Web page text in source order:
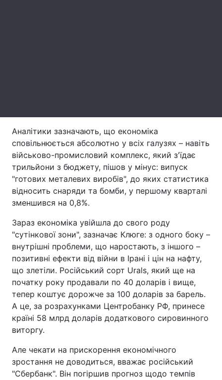
Аналітики зазначають, що економіка
сповільнюється абсолютно у всіх галузях – навіть
військово-промисловий комплекс, який з'їдає
трильйони з бюджету, пішов у мінус: випуск
"готових металевих виробів", до яких статистика
відносить снаряди та бомби, у першому кварталі
зменшився на 0,8%.
Зараз економіка увійшла до свого роду
"сутінкової зони", зазначає Клюге: з одного боку –
внутрішні проблеми, що наростають, з іншого –
позитивні ефекти від війни в Ірані і цін на нафту,
що злетіли. Російський сорт Urals, який ще на
початку року продавали по 40 доларів і вище,
тепер коштує дорожче за 100 доларів за барель.
А це, за розрахунками Центробанку РФ, принесе
країні 58 млрд доларів додаткового сировинного
виторгу.
Але чекати на прискорення економічного
зростання не доводиться, вважає російський
"Сбербанк". Він погіршив прогноз щодо темпів